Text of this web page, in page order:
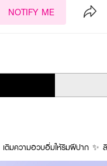
NOTIFY ME
เติมความอวบอิ่มให้ริมฝีปาก ✨